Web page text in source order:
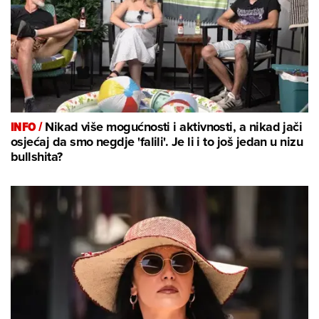
INFO /Nikad više mogućnosti i aktivnosti, a nikad jači
osjećaj da smo negdje 'falili'. Je li i to još jedan u nizu
bullshita?